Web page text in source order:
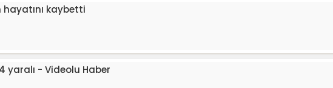
kaybetti
yaralı - Videolu Haber